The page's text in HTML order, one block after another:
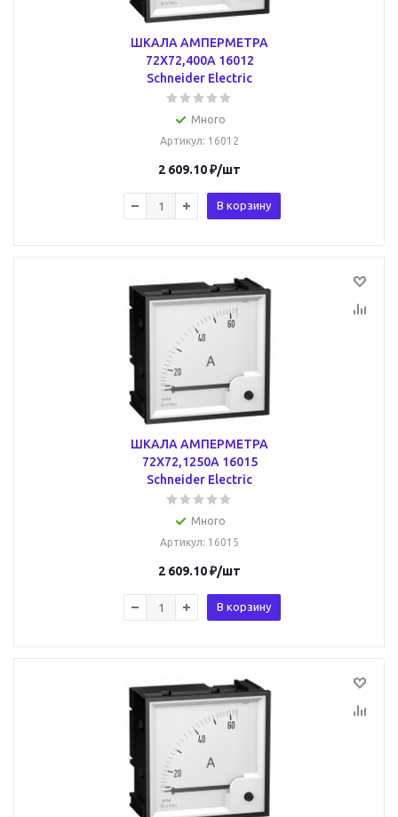
ШКАЛА АМПЕРМЕТРА
72Х72,400А 16012
Schneider Electric
Много
Артикул: 16012
2 609.10₽/шт
В корзину
ШКАЛА АМПЕРМЕТРА
72Х72,1250А 16015
Schneider Electric
Много
Артикул: 16015
2 609.10₽/шт
В корзину